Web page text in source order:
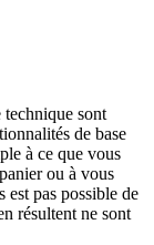
technique sont
de base
à ce que vous
ou à vous
est pas possible de
résultent ne sont